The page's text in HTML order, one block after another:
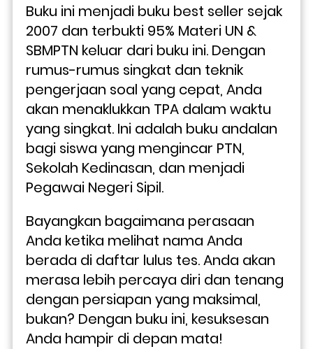
Buku ini menjadi buku best seller sejak
2007 dan terbukti 95% Materi UN &
SBMPTN keluar dari buku ini. Dengan
rumus-rumus singkat dan teknik
pengerjaan soal yang cepat, Anda
akan menaklukkan TPA dalam waktu
yang singkat. Ini adalah buku andalan
bagi siswa yang mengincar PTN,
Sekolah Kedinasan, dan menjadi
Pegawai Negeri Sipil.
Bayangkan bagaimana perasaan
Anda ketika melihat nama Anda
berada di daftar lulus tes. Anda akan
merasa lebih percaya diri dan tenang
dengan persiapan yang maksimal,
bukan? Dengan buku ini, kesuksesan
Anda hampir di depan mata!